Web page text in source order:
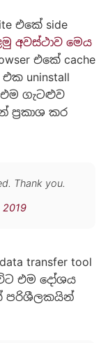
එකේ side
අවස්ථාව මෙය
එකේ cache
uninstall
ගැටළුව
ප්‍රකාශ කර
Thank you.
2019
transfer tool
එම දෝශය
පරිශීලකයින්